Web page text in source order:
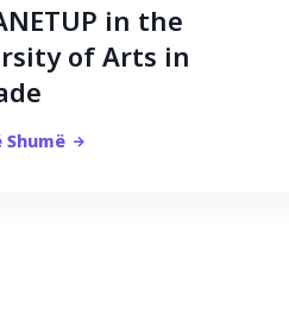
in the
of Arts in
Shumë